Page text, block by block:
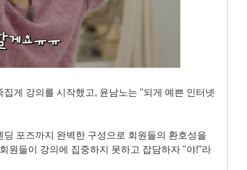
게 강의를 시작했고, 윤남노는 "되게 예쁜 인터넷
포즈까지 완벽한 구성으로 회원들의 환호성을
원들이 강의에 집중하지 못하고 잡담하자 "야!"라